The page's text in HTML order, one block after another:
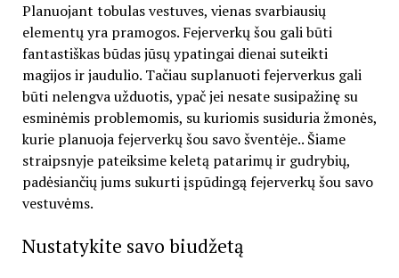
Planuojant tobulas vestuves, vienas svarbiausių
elementų yra pramogos. Fejerverkų šou gali būti
fantastiškas būdas jūsų ypatingai dienai suteikti
magijos ir jaudulio. Tačiau suplanuoti fejerverkus gali
būti nelengva užduotis, ypač jei nesate susipažinę su
esminėmis problemomis, su kuriomis susiduria žmonės,
kurie planuoja fejerverkų šou savo šventėje.. Šiame
straipsnyje pateiksime keletą patarimų ir gudrybių,
padėsiančių jums sukurti įspūdingą fejerverkų šou savo
vestuvėms.
Nustatykite savo biudžetą